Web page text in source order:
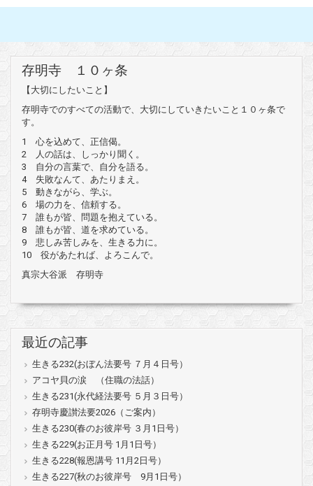
存明寺 １０ヶ条
【大切にしたいこと】
存明寺でのすべての活動で、大切にしていきたいこと１０ヶ条で
す。
1 心を込めて、正信偈。
2 人の話は、しっかり聞く。
3 自分の言葉で、自分を語る。
4 失敗なんて、あたりまえ。
5 動きながら、学ぶ。
6 場の力を、信頼する。
7 誰もが皆、問題を抱えている。
8 誰もが皆、道を求めている。
9 悲しみ苦しみを、生きる力に。
10 役があたれば、よろこんで。
真宗大谷派 存明寺
最近の記事
生きる232(おぼん法要号 ７月４日号）
アコヤ貝の涙 （住職の法話）
生きる231(永代経法要号 ５月３日号）
存明寺慶讃法要2026（ご案内）
生きる230(春のお彼岸号 ３月1日号）
生きる229(お正月号 1月1日号）
生きる228(報恩講号 11月2日号）
生きる227(秋のお彼岸号 9月1日号）